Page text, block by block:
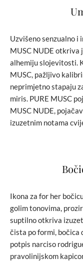
Uzvišeno senzualno i
MUSC NUDE otkriva
alhemiju slojevitosti.
MUSC, pažljivo
neprimjetno stapaju
miris. PURE MUSC
MUSC NUDE,
izuzetnim notama
Ikona za for her
golim tonovima,
suptilno otkriva
čista po formi,
potpis narciso
pravolinijskom